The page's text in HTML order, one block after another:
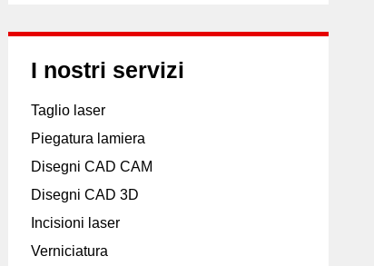
I nostri servizi
Taglio laser
Piegatura lamiera
Disegni CAD CAM
Disegni CAD 3D
Incisioni laser
Verniciatura